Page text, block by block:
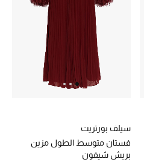
سيلف بورتريت
فستان متوسط الطول مزين
بريش شيفون